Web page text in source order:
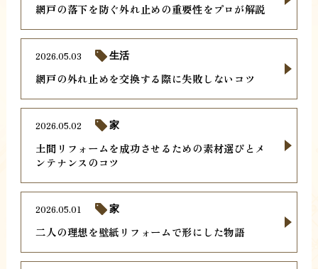
網戸の落下を防ぐ外れ止めの重要性をプロが解説
網戸の外れ止めを交換する際に失敗しないコツ
2026.05.03 生活
土間リフォームを成功させるための素材選びとメ
ンテナンスのコツ
2026.05.02 家
二人の理想を壁紙リフォームで形にした物語
2026.05.01 家